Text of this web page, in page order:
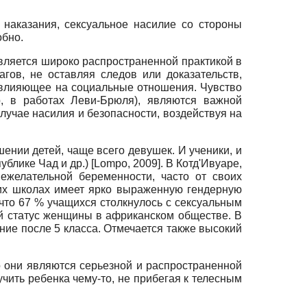
сексуальное насилие со стороны
широко распространенной практикой в
не оставляя следов или доказательств,
на социальные отношения. Чувство
в работах Ле­ви-Брюля), являются важной
насилия и безопасности, воздействуя на
детей, чаще всего девушек. И ученики, и
Чад и др.) [Lompo, 2009]. В Котд'Ивуаре,
беременности, часто от своих
школах имеет ярко выраженную гендер­ную
67 % учащихся столкнулось с сексуальным
статус женщины в африканском обществе. В
после 5 класса. Отмечается также высокий
являются серьезной и распространенной
ребенка чему-то, не прибегая к телесным